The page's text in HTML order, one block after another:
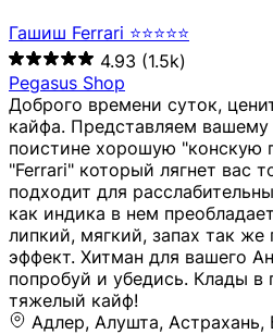
Гашиш Ferrari ⭐⭐⭐⭐⭐
4.93 (1.5k)
Pegasus Shop
Доброго времени суток,
кайфа. Представляем
поистине хорошую "конскую
"Ferrari" который лягнет вас
подходит для
как индика в нем
липкий, мягкий, запах так же
эффект. Хитман для вашего
попробуй и убедись. Клады в
тяжелый кайф!
Адлер, Алушта, Астрахань, Бахчисарай, Волгоград, Волжский, Евпатория, Екатеринбург, Ишимбай, Казань, Керчь, Копейск, Курск, Рыльск, Саки, Салават, Симферополь, Сочи, Старый Крым, Стерлитамак, Судак, Уфа, Феодосия, Хабаровск, Челябинск, Ялта, Джанкой, Новосибирск, Щёлкино, Санкт-Петербург, Мурманск, Сургут, Невинномысск, Черкесск, Усть-Лабинск, Геленджик, Ставрополь, Калуга, Елец, Лебедянь, Данков, Жуковский, Оренбург, Орск (Оренбургская область), Магнитогорск, Пермь, Зеленоград, Солнечногорск, Нижний Новгород, Лысково, Заволжье, Кстово, Балахна (Нижегородская область), Богородск, Бор (Нижегородская область), Саратов, Энгельс, Ижевск, Тюмень, Ростов-на-Дону, Шахты, Новочеркасск, Батайск, Аксай, Люберцы, Истра, Москва, Армавир, Краснодар, Магадан, Самара, Анапа, Славянск-на-Кубани, Чаплыгин, Липецк, Нижний Тагил, Орехово-Зуево, Усть-Джегута, Лянтор, Нефтеюганск, Пыть-Ях, Урень, Ветлуга, Шахунья, Новороссийск, Крымск, Тимашёвск, Тольятти, Воткинск, Звенигород, Руза, Можайск, Белгород, Воронеж, Соликамск, Нытва, Лысьва (Пермский край), Чусовой, Кунгур, Краснокамск, Миасс, Губаха, Тула, Новомосковск, Донской, Омск, Льгов, Мытищи, Королёв, Ивантеевка, Балашиха, Семилуки, Кудымкар, Старый Оскол, Оса (Пермский край), Одинцово (Московская область), Ханты-Мансийск, Лабинск, Темрюк, Курганинск, Белореченск (Краснодарский край), Алупкa, Губкин, Рязань, Калининград, Усть-Илимск, Фрязино, Минеральные Воды, Пятигорск, Кострома, Ярославль, Коркино, Верхняя Пышма, Подольск, Красноярск, Смоленск, Долгопрудный, Чебоксары, Калачинск, Канск, Киров (Кировская область), Вологда, Рославль, Владивосток, Обнинск, Балабаново (Калужская область), Малоярославец, Брянск, Видное, Ярцево, Вязьма, Гагарин, Приволжск, Фурманов, Чайковский, Кинешма, Горячий Ключ, Улан-Удэ, Туймазы, Дюртюли, Альметьевск, Нефтекамск, Хадыженск, Апшеронск, Майкоп, Уссурийск, Ульяновск, Гатчина, Луга (Ленинградская область), Надым, Ногинск, Электросталь, Железнодорожный (Московская область), Бутурлиновка, Кириллов, Краснознаменск (Калиниградская область), Мышкин, Томмот, Холм, Абакан, Абдулино, Агидель, Агрыз, Адыгейск, Азнакаево, Алатырь, Алдан, Алейск, Александров, Александровск, Алексеевка (Белгородская обл.), Алексин, Амурск, Анадырь, Ангарск, Андреаполь, Анжеро-Судженск, Анива, Апатиты, Арамиль, Ардон, Арзамас, Аркадак, Арсеньев, Артём, Артёмовский, Архангельск, Асбест, Асино, Аткарск, Ахтубинск, Аша, Бабаево (Вологодская область), Бавлы (Республика Татарстан), Байкальск, Бакал, Баксан, Балаклава, Балаково (Саратовская область), Балашов (Саратовская область), Балтийск, Барабинск, Барнаул, Барыш (Ульяновская область), Бежецк, Белая Калитва (Ростовская область), Белебей, Белогорск (Крым), Белозерск, Белокуриха, Беломорск, Белоозёрский (Московская область), Белорецк (Республика Башкортостан), Кызыл, Белоярский (Ханты-Мансийский АО), Бердск, Березники (Пермский край), Берёзовский (Кемеровская область), Берёзовский (Свердловская область), Беслан, Бийск, Бикин, Билибино, Биробиджан, Благовещенск (Амурская область), Благовещенск (Башкортостан), Бобров, Богородицк, Боготол, Богучар, Бокситогорск (Ленинградская область), Бологое (Тверская область), Болхов, Большой Камень (Приморский край), Борисоглебск (Воронежская область), Боровичи (Новгородская область), Боровск, Бородино, Братск, Бронницы (Московская область), Бугульма (Республика Татарстан), Бугуруслан (Оренбургская область), Буинск, Буй, Буйнакск, Валдай, Валуйки, Велиж, Великие Луки, Великий Новгород, Великий Устюг, Вельск, Венёв, Верещагино, Верхнеуральск, Верхний Уфалей, Верхняя Салда, Верхняя Тура, Весьегонск, Вилючинск, Вихоревка, Вичуга, Владикавказ, Волгодонск, Волгореченск, Володарск, Волосово, Волчанск, Вольск, Воркута, Ворсма, Всеволожск (Ленинградская область), Вуктыл, Выкса, Высоковск, Высоцк, Вытегра, Вышний Волочёк, Вяземский, Вязники, Вятские Поляны, Нея, Шилка, Гаврилов Посад, Гаврилов-Ям, Гай, Галич, Гдов, Голицыно, Горно-Алтайск, Горнозаводск, Горняк, Городец, Гороховец, Гремячинск, Грозный, Грязи, Грязовец, Губкинский, Гуково, Гулькевичи, Гурьевск (Калининградская область), Гурьевск (Кемеровская область), Гусев, Гусь-Хрустальный, Давлеканово, Далматово, Дальнегорск, Дегтярск, Дедовск, Демидов, Дербент, Десногорск, Дзержинск, Дзержинский (Московская область), Дивногорск, Димитровград, Дмитровск, Дно, Добрянка, Долинск, Домодедово, Донецк (ДНР), Дорогобуж, Дрезна, Дубна, Дудинка, Духовщина, Дятьково, Егорьевск, Елабуга, Елизово, Ельня (Будет изменено название), Емва, Енисейск, Ермолино, Ершов, Ессентуки, Ефремов, Железноводск, Железногорск (Красноярский край), Железногорск (Курская область), Железногорск-Илимский, Жигулёвск, Жиздра, Жирновск, Жуков, Жуковка, Заводоуковск, Заволжск, Задонск, Заинск, Заозёрный, Заозёрск, Западная Двина, Заполярный, Зарайск, Заречный (Пензенская область), Заречный (Свердловская область), Заринск, Звенигово, Зверево, Зеленогорск ( Ленинградская обл. ), Зеленоградск, Зеленодольск, Зеленокумск, Зерноград, Зима, Змеиногорск, Зубцов, Ивангород, Иваново, Ивдель, Избербаш, Изобильный, Иланский, Инза, Инкерман, Инта, Ипатово, Искитим, Йошкар-Ола, Кадников, Калач, Калач-на-Дону, Калининск, Калтан, Калязин, Камбарка, Каменка (Пензенская область), Каменногорск (Ленинградская область), Каменск-Уральский,